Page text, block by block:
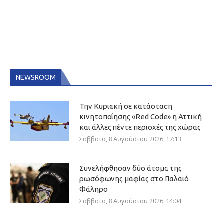
NEWSROOM
Την Κυριακή σε κατάσταση
κινητοποίησης «Red Code» η Αττική
και άλλες πέντε περιοχές της χώρας
Σάββατο, 8 Αυγούστου 2026, 17:13
Συνελήφθησαν δύο άτομα της
ρωσόφωνης μαφίας στο Παλαιό
Φάληρο
Σάββατο, 8 Αυγούστου 2026, 14:04